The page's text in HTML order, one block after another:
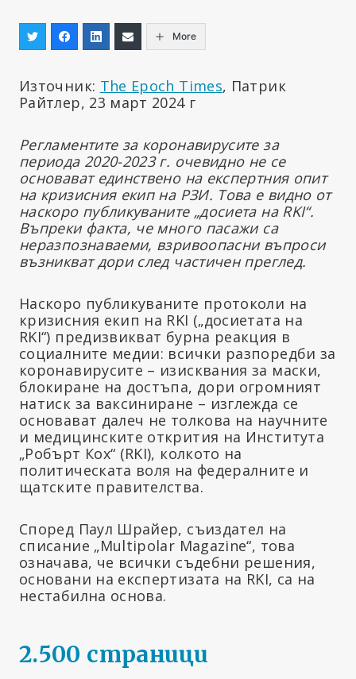
More
Източник: The Epoch Times, Патрик
Райтлер, 23 март 2024 г
Регламентите за коронавирусите за
периода 2020-2023 г. очевидно не се
основават единствено на експертния опит
на кризисния екип на РЗИ. Това е видно от
наскоро публикуваните „досиета на RKI“.
Въпреки факта, че много пасажи са
неразпознаваеми, взривоопасни въпроси
възникват дори след частичен преглед.
Наскоро публикуваните протоколи на
кризисния екип на RKI („досиетата на
RKI“) предизвикват бурна реакция в
социалните медии: всички разпоредби за
коронавирусите – изисквания за маски,
блокиране на достъпа, дори огромният
натиск за ваксиниране – изглежда се
основават далеч не толкова на научните
и медицинските открития на Института
„Робърт Кох“ (RKI), колкото на
политическата воля на федералните и
щатските правителства.
Според Паул Шрайер, съиздател на
списание „Multipolar Magazine“, това
означава, че всички съдебни решения,
основани на експертизата на RKI, са на
нестабилна основа.
2.500 страници